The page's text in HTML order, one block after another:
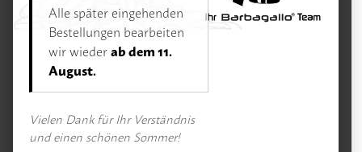
Espresso
Alle später eingehenden
Bestellungen bearbeiten
wir wiederab dem 11.
August.
Vielen Dank für Ihr Verständnis
und einen schönen Sommer!